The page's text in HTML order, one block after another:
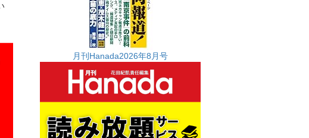
月刊Hanada2026年8月号